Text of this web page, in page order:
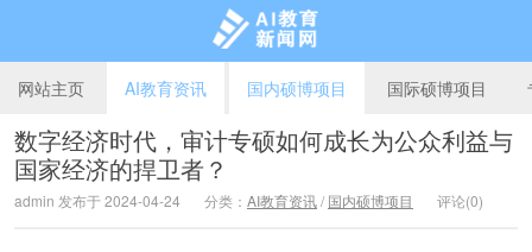
AI教育新闻网
网站主页 AI教育资讯 国内硕博项目 国际硕博项目
数字经济时代，审计专硕如何成长为公众利益与
国家经济的捍卫者？
admin 发布于 2024-04-24 分类： AI教育资讯/ 国内硕博项目 评论(0)